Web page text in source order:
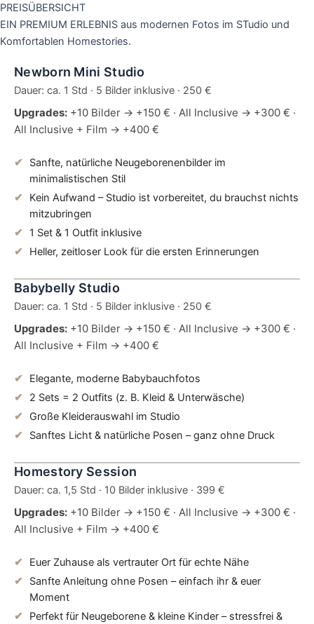
PREISÜBERSICHT
EIN PREMIUM ERLEBNIS aus modernen Fotos im STudio und
Komfortablen Homestories.
Newborn Mini Studio
Dauer: ca. 1 Std · 5 Bilder inklusive · 250 €
Upgrades: +10 Bilder → +150 € · All Inclusive → +300 € ·
All Inclusive + Film → +400 €
Sanfte, natürliche Neugeborenenbilder im
minimalistischen Stil
Kein Aufwand – Studio ist vorbereitet, du brauchst nichts
mitzubringen
1 Set & 1 Outfit inklusive
Heller, zeitloser Look für die ersten Erinnerungen
Babybelly Studio
Dauer: ca. 1 Std · 5 Bilder inklusive · 250 €
Upgrades: +10 Bilder → +150 € · All Inclusive → +300 € ·
All Inclusive + Film → +400 €
Elegante, moderne Babybauchfotos
2 Sets = 2 Outfits (z. B. Kleid & Unterwäsche)
Große Kleiderauswahl im Studio
Sanftes Licht & natürliche Posen – ganz ohne Druck
Homestory Session
Dauer: ca. 1,5 Std · 10 Bilder inklusive · 399 €
Upgrades: +10 Bilder → +150 € · All Inclusive → +300 € ·
All Inclusive + Film → +400 €
Euer Zuhause als vertrauter Ort für echte Nähe
Sanfte Anleitung ohne Posen – einfach ihr & euer
Moment
Perfekt für Neugeborene & kleine Kinder – stressfrei &